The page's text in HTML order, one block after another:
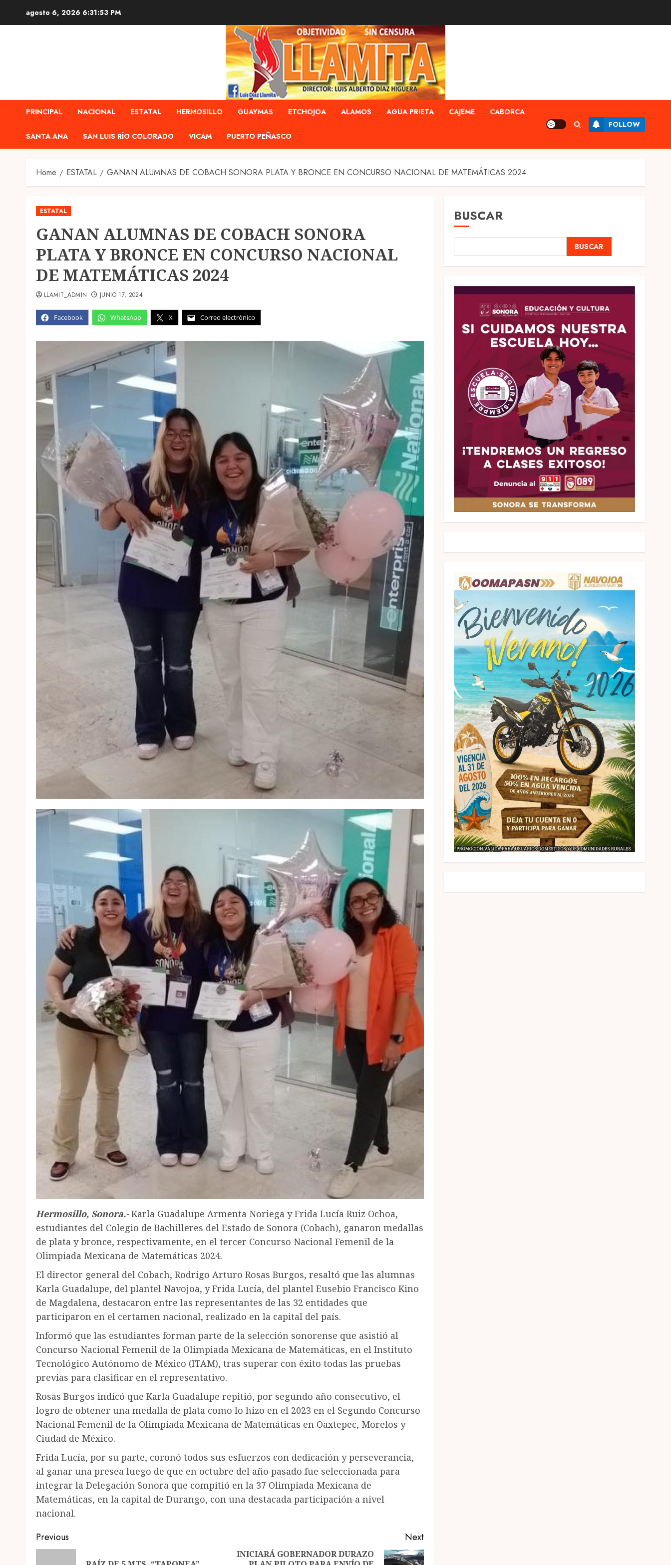
agosto 6, 2026 6:31:54 PM
PRINCIPAL NACIONAL ESTATAL HERMOSILLO GUAYMAS ETCHOJOA ALAMOS AGUA PRIETA CAJEME CABORCA
SANTA ANA SAN LUIS RÍO COLORADO VICAM PUERTO PEÑASCO
FOLLOW
Home ESTATAL GANAN ALUMNAS DE COBACH SONORA PLATA Y BRONCE EN CONCURSO NACIONAL DE MATEMÁTICAS 2024
ESTATAL
GANAN ALUMNAS DE COBACH SONORA
PLATA Y BRONCE EN CONCURSO NACIONAL
DE MATEMÁTICAS 2024
Facebook WhatsApp X Correo electrónico
LLAMIT_ADMIN JUNIO 17, 2024
Hermosillo, Sonora.-Karla Guadalupe Armenta Noriega y Frida Lucía Ruiz Ochoa,
estudiantes del Colegio de Bachilleres del Estado de Sonora (Cobach), ganaron medallas
de plata y bronce, respectivamente, en el tercer Concurso Nacional Femenil de la
Olimpiada Mexicana de Matemáticas 2024.
El director general del Cobach, Rodrigo Arturo Rosas Burgos, resaltó que las alumnas
Karla Guadalupe, del plantel Navojoa, y Frida Lucía, del plantel Eusebio Francisco Kino
de Magdalena, destacaron entre las representantes de las 32 entidades que
participaron en el certamen nacional, realizado en la capital del país.
Informó que las estudiantes forman parte de la selección sonorense que asistió al
Concurso Nacional Femenil de la Olimpiada Mexicana de Matemáticas, en el Instituto
Tecnológico Autónomo de México (ITAM), tras superar con éxito todas las pruebas
previas para clasificar en el representativo.
Rosas Burgos indicó que Karla Guadalupe repitió, por segundo año consecutivo, el
logro de obtener una medalla de plata como lo hizo en el 2023 en el Segundo Concurso
Nacional Femenil de la Olimpiada Mexicana de Matemáticas en Oaxtepec, Morelos y
Ciudad de México.
Frida Lucía, por su parte, coronó todos sus esfuerzos con dedicación y perseverancia,
al ganar una presea luego de que en octubre del año pasado fue seleccionada para
integrar la Delegación Sonora que compitió en la 37 Olimpiada Mexicana de
Matemáticas, en la capital de Durango, con una destacada participación a nivel
nacional.
Post
navigation
Previous Next
INICIARÁ GOBERNADOR DURAZO
BUSCAR
BUSCAR